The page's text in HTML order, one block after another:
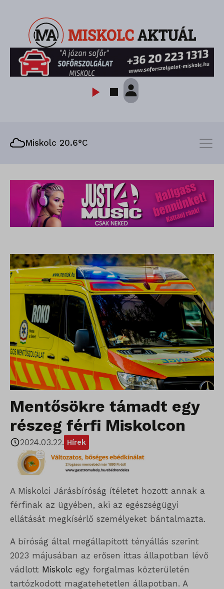
Miskolc 20.6°C
Mentősökre támadt egy
részeg férfi Miskolcon
2024.03.22. Hírek
A Miskolci Járásbíróság ítéletet hozott annak a
férfinak az ügyében, aki az egészségügyi
ellátását megkísérlő személyeket bántalmazta.
A bíróság által megállapított tényállás szerint
2023 májusában az erősen ittas állapotban lévő
vádlott Miskolc egy forgalmas közterületén
tartózkodott magatehetetlen állapotban. A